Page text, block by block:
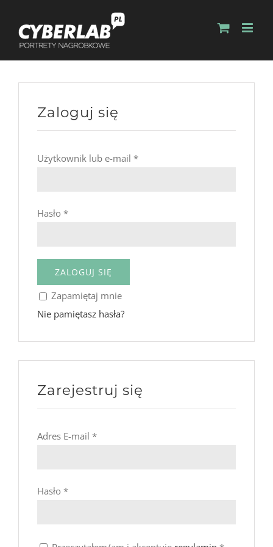
Zaloguj się
Użytkownik lub e-mail *
Hasło *
ZALOGUJ SIĘ
Zapamiętaj mnie
Nie pamiętasz hasła?
Zarejestruj się
Adres E-mail *
Hasło *